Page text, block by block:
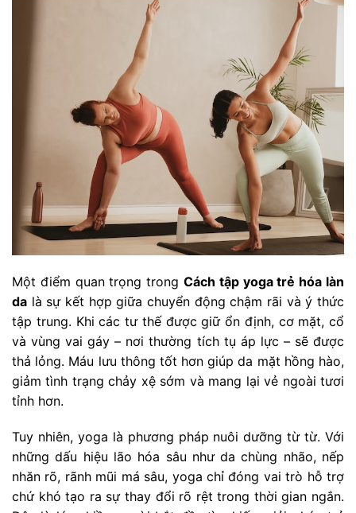
Một điểm quan trọng trong Cách tập yoga trẻ hóa làn
da là sự kết hợp giữa chuyển động chậm rãi và ý thức
tập trung. Khi các tư thế được giữ ổn định, cơ mặt, cổ
và vùng vai gáy – nơi thường tích tụ áp lực – sẽ được
thả lỏng. Máu lưu thông tốt hơn giúp da mặt hồng hào,
giảm tình trạng chảy xệ sớm và mang lại vẻ ngoài tươi
tỉnh hơn.
Tuy nhiên, yoga là phương pháp nuôi dưỡng từ từ. Với
những dấu hiệu lão hóa sâu như da chùng nhão, nếp
nhăn rõ, rãnh mũi má sâu, yoga chỉ đóng vai trò hỗ trợ
chứ khó tạo ra sự thay đổi rõ rệt trong thời gian ngắn.